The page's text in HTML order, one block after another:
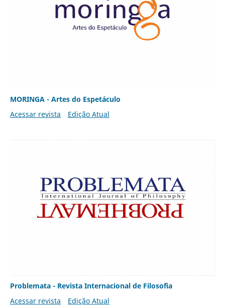
MORINGA - Artes do Espetáculo
Acessar revista
Edição Atual
Problemata - Revista Internacional de Filosofia
Acessar revista
Edição Atual